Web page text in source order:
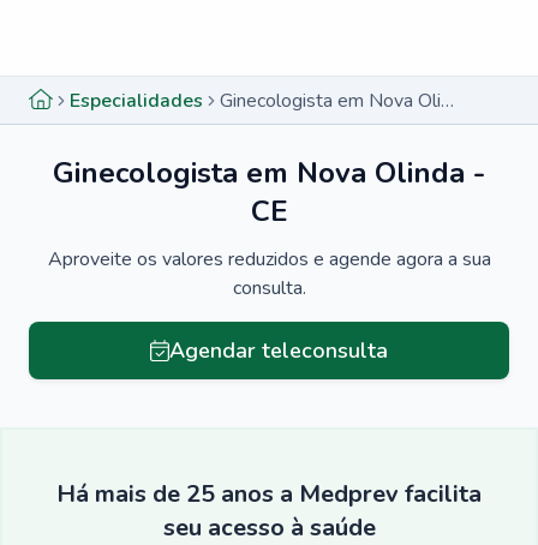
Especialidades Ginecologista em Nova Olinda - CE
Ginecologista em Nova Olinda -
CE
Aproveite os valores reduzidos e agende agora a sua
consulta.
Agendar teleconsulta
Há mais de 25 anos a Medprev facilita
seu acesso à saúde